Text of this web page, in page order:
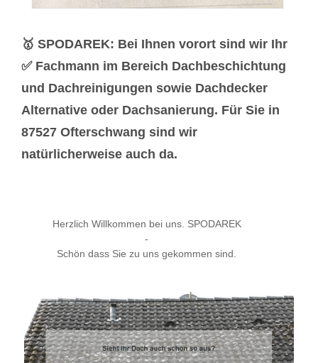
🥇 SPODAREK: Bei Ihnen vorort sind wir Ihr
✅ Fachmann im Bereich Dachbeschichtung
und Dachreinigungen sowie Dachdecker
Alternative oder Dachsanierung. Für Sie in
87527 Ofterschwang sind wir
natürlicherweise auch da.
Herzlich Willkommen bei uns. SPODAREK
-
Schön dass Sie zu uns gekommen sind.